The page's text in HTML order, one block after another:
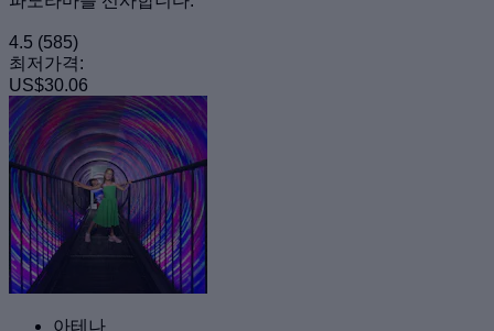
4.5 (585)
최저가격:
US$30.06
아테나